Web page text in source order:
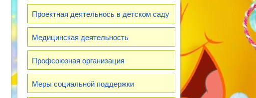
Проектная деятельнось в детском саду
Медицинская деятельность
Профсоюзная организация
Меры социальной поддержки